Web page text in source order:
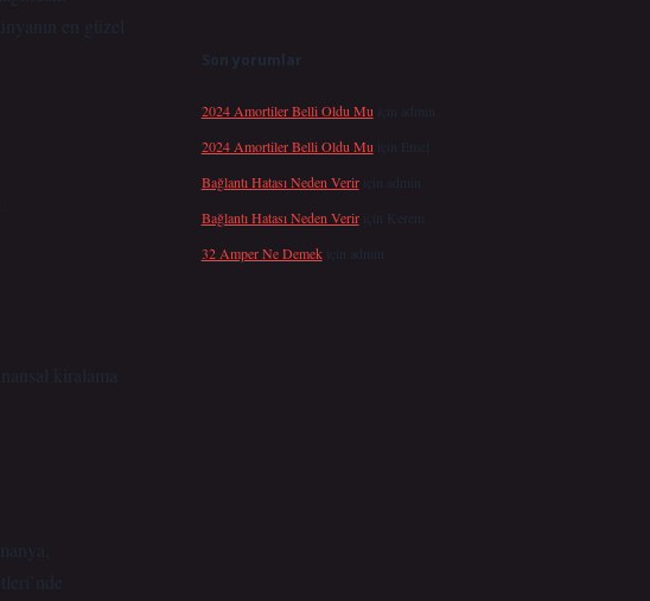
en güzel
kiralama
Son yorumlar
2024 Amortiler Belli Oldu Mu için
admin
2024 Amortiler Belli Oldu Mu için Emel
Bağlantı Hatası Neden Veririçin
admin
Bağlantı Hatası Neden Veririçin Kerem
32 Amper Ne Demekiçin admin